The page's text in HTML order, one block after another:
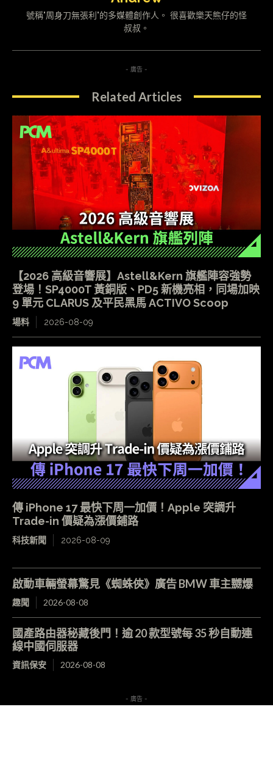
號稱"周身刀無張利"的多媒體創作人。 很喜歡樂天熊仔的怪
叔叔。
- 廣告 -
Related Articles
【2026 高級音響展】Astell&Kern 旗艦陣容強勢
登場！SP4000T 黃銅版、PD5 新機亮相，同場加映
9 單元 CLARUS 及平民黑馬 ACTIVO Scoop
場料 2026-08-09
傳 iPhone 17 最快下周一加價！Apple 突調升
Trade-in 價疑為漲價鋪路
科技新聞 2026-08-09
啟動車輛螢幕驚見《蜘蛛俠》廣告 BMW 車主嬲爆
趣聞 2026-08-08
國產路由器秘藏後門！逾 20 款型號每 35 秒自動連
線中國伺服器
資訊保安 2026-08-08
- 廣告 -